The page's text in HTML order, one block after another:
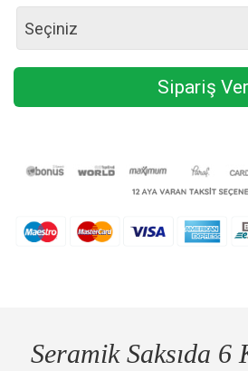
Seçiniz
Sipariş Ver
Seramik Saksıda 6